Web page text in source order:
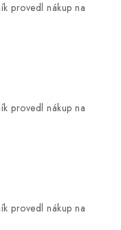
provedl nákup na
provedl nákup na
provedl nákup na